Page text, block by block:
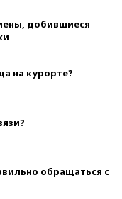
добившиеся
на курорте?
обращаться с